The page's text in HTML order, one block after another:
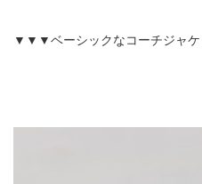
▼▼▼ベーシックなコーチジャケ